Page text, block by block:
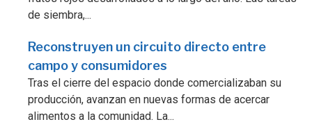
de siembra,...
Reconstruyen un circuito directo entre
campo y consumidores
Tras el cierre del espacio donde comercializaban su
producción, avanzan en nuevas formas de acercar
alimentos a la comunidad. La...